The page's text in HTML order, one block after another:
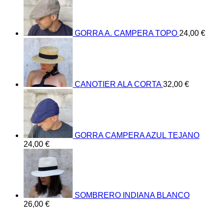
GORRA A. CAMPERA TOPO 24,00 €
CANOTIER ALA CORTA 32,00 €
GORRA CAMPERA AZUL TEJANO
24,00 €
SOMBRERO INDIANA BLANCO
26,00 €